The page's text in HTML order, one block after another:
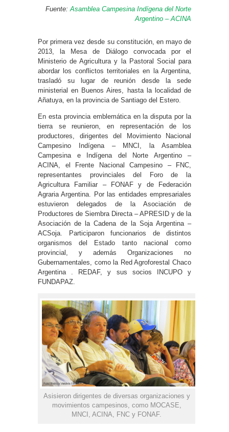
Fuente: Asamblea Campesina Indígena del Norte
Argentino – ACINA
Por primera vez desde su constitución, en mayo de
2013, la Mesa de Diálogo convocada por el
Ministerio de Agricultura y la Pastoral Social para
abordar los conflictos territoriales en la Argentina,
trasladó su lugar de reunión desde la sede
ministerial en Buenos Aires, hasta la localidad de
Añatuya, en la provincia de Santiago del Estero.
En esta provincia emblemática en la disputa por la
tierra se reunieron, en representación de los
productores, dirigentes del Movimiento Nacional
Campesino Indígena – MNCI, la Asamblea
Campesina e Indígena del Norte Argentino –
ACINA, el Frente Nacional Campesino – FNC,
representantes provinciales del Foro de la
Agricultura Familiar – FONAF y de Federación
Agraria Argentina. Por las entidades empresariales
estuvieron delegados de la Asociación de
Productores de Siembra Directa – APRESID y de la
Asociación de la Cadena de la Soja Argentina –
ACSoja. Participaron funcionarios de distintos
organismos del Estado tanto nacional como
provincial, y además Organizaciones no
Gubernamentales, como la Red Agroforestal Chaco
Argentina . REDAF, y sus socios INCUPO y
FUNDAPAZ.
Asisieron dirigentes de diversas organizaciones y
movimientos campesinos, como MOCASE,
MNCI, ACINA, FNC y FONAF.